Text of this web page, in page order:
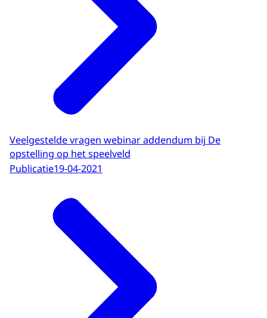
Veelgestelde vragen webinar addendum bij De
opstelling op het speelveld
Publicatie19-04-2021